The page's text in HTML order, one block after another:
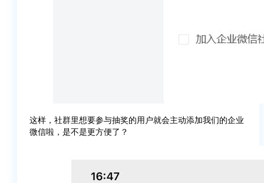
这样，社群里想要参与抽奖的用户就会主动添加我们的企业
微信啦，是不是更方便了？